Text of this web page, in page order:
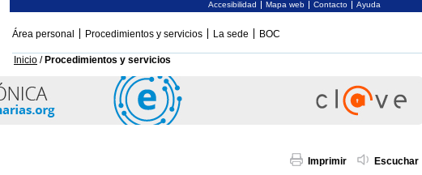
Accesibilidad Mapa web Contacto Ayuda
Área personal Procedimientos y servicios La sede BOC
Inicio / Procedimientos y servicios
Imprimir Escuchar